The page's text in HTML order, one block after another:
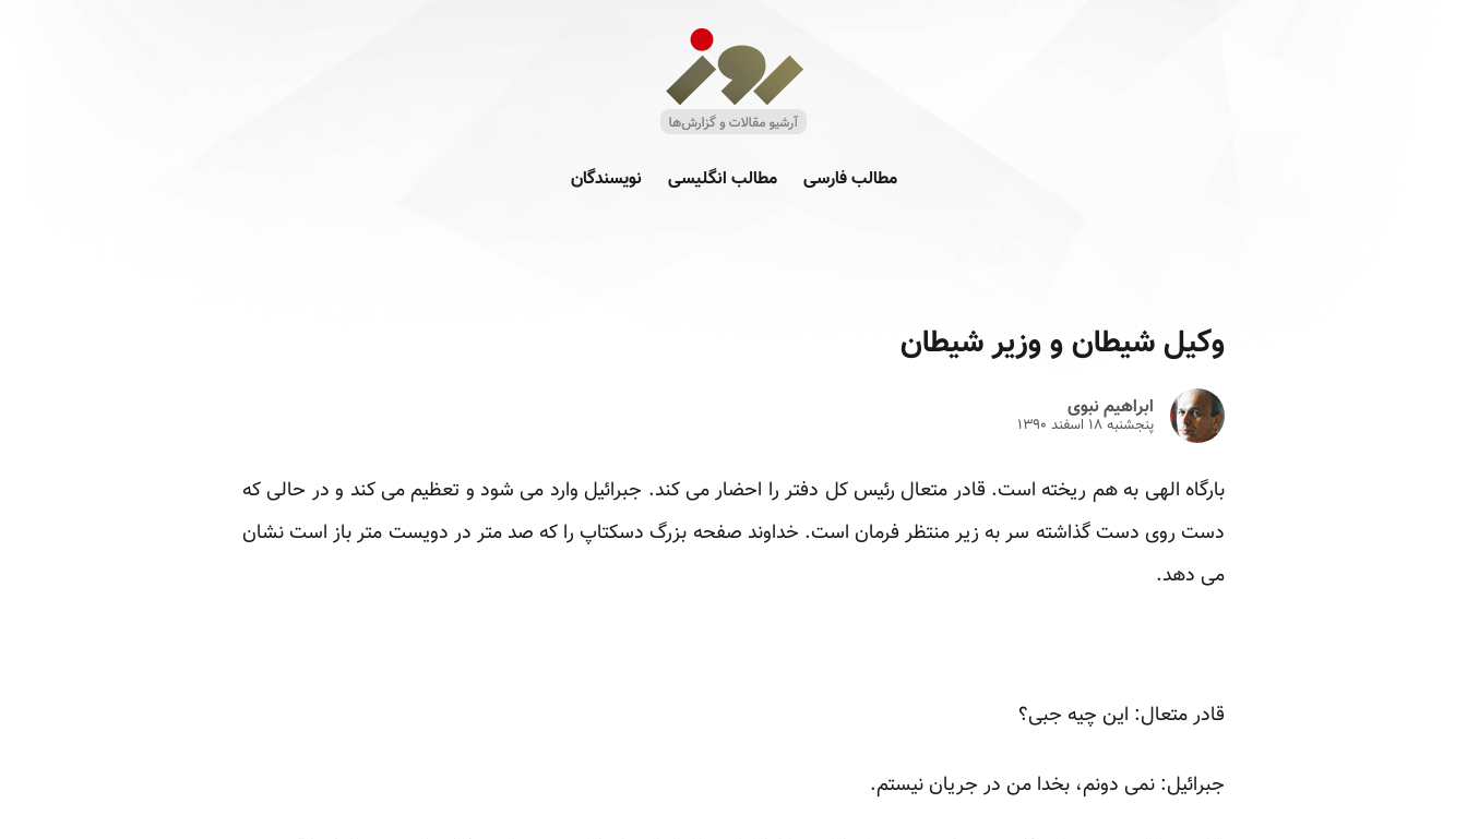
مطالب فارسی مطالب انگلیسی نویسندگان
وکیل شیطان و وزیر شیطان
ابراهیم نبوی
پنجشنبه ۱۸ اسفند ۱۳۹۰
بارگاه الهی به هم ریخته است. قادر متعال رئیس کل دفتر را احضار می کند. جبرائیل وارد می شود و تعظیم می کند و در حالی که
دست روی دست گذاشته سر به زیر منتظر فرمان است. خداوند صفحه بزرگ دسکتاپ را که صد متر در دویست متر باز است نشان
می دهد.
قادر متعال: این چیه جبی؟
جبرائیل: نمی دونم، بخدا من در جریان نیستم.